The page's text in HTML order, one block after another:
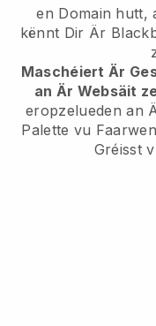
en Domain hutt,
kënnt Dir Är
Maschéiert Är
an Är Websäit
eropzelueden an
Palette vu
Gréisst